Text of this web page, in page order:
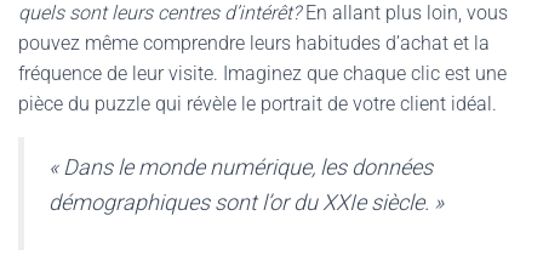
quels sont leurs centres d’intérêt?En allant plus loin, vous
pouvez même comprendre leurs habitudes d’achat et la
fréquence de leur visite. Imaginez que chaque clic est une
pièce du puzzle qui révèle le portrait de votre client idéal.
« Dans le monde numérique, les données
démographiques sont l’or du XXIe siècle. »